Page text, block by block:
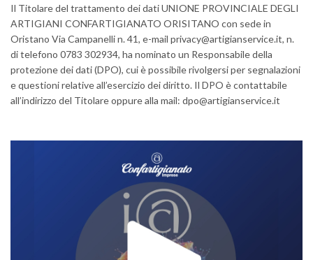
Il Titolare del trattamento dei dati UNIONE PROVINCIALE DEGLI
ARTIGIANI CONFARTIGIANATO ORISITANO con sede in
Oristano Via Campanelli n. 41, e-mail privacy@artigianservice.it, n.
di telefono 0783 302934, ha nominato un Responsabile della
protezione dei dati (DPO), cui è possibile rivolgersi per segnalazioni
e questioni relative all’esercizio dei diritto. Il DPO è contattabile
all’indirizzo del Titolare oppure alla mail: dpo@artigianservice.it